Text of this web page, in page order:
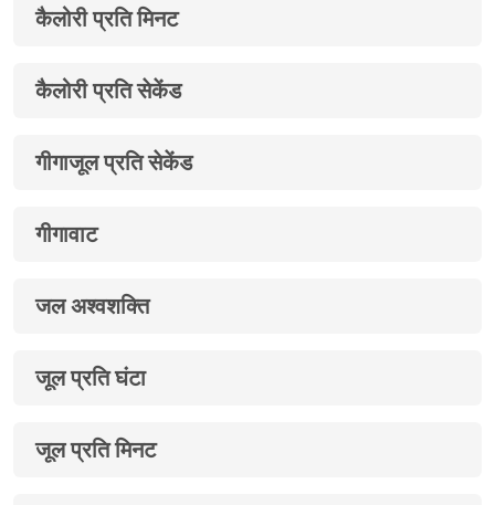
कैलोरी प्रति मिनट
कैलोरी प्रति सेकेंड
गीगाजूल प्रति सेकेंड
गीगावाट
जल अश्वशक्ति
जूल प्रति घंटा
जूल प्रति मिनट